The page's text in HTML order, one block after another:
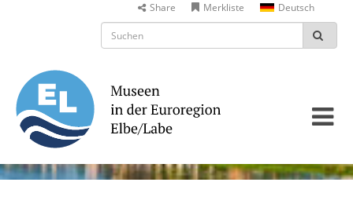
Share Merkliste Deutsch